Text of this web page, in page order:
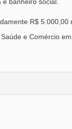
R$ 5.000,00
e Comércio em